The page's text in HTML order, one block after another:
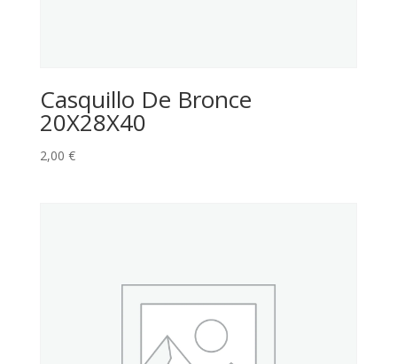
Casquillo De Bronce
20X28X40
2,00 €